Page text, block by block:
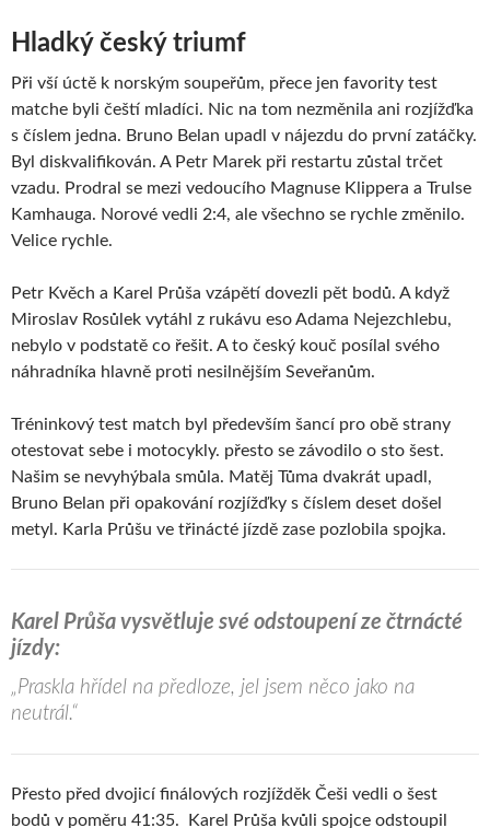
Hladký český triumf
Při vší úctě k norským soupeřům, přece jen favority test
matche byli čeští mladíci. Nic na tom nezměnila ani rozjížďka
s číslem jedna. Bruno Belan upadl v nájezdu do první zatáčky.
Byl diskvalifikován. A Petr Marek při restartu zůstal trčet
vzadu. Prodral se mezi vedoucího Magnuse Klippera a Trulse
Kamhauga. Norové vedli 2:4, ale všechno se rychle změnilo.
Velice rychle.
Petr Kvěch a Karel Průša vzápětí dovezli pět bodů. A když
Miroslav Rosůlek vytáhl z rukávu eso Adama Nejezchlebu,
nebylo v podstatě co řešit. A to český kouč posílal svého
náhradníka hlavně proti nesilnějším Seveřanům.
Tréninkový test match byl především šancí pro obě strany
otestovat sebe i motocykly. přesto se závodilo o sto šest.
Našim se nevyhýbala smůla. Matěj Tůma dvakrát upadl,
Bruno Belan při opakování rozjížďky s číslem deset došel
metyl. Karla Průšu ve třinácté jízdě zase pozlobila spojka.
Karel Průša vysvětluje své odstoupení ze čtrnácté
jízdy:
„Praskla hřídel na předloze, jel jsem něco jako na
neutrál.“
Přesto před dvojicí finálových rozjížděk Češi vedli o šest
bodů v poměru 41:35. Karel Průša kvůli spojce odstoupil